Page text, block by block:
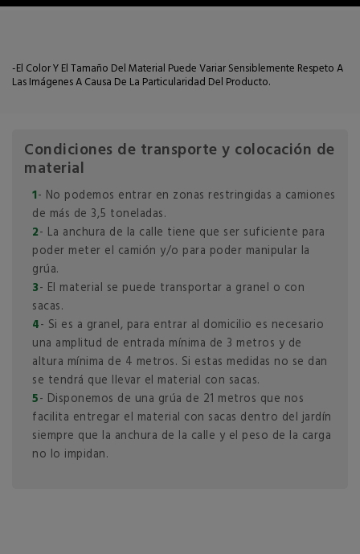
-El Color Y El Tamaño Del Material Puede Variar Sensiblemente Respeto A
Las Imágenes A Causa De La Particularidad Del Producto.
Condiciones de transporte y colocación de
material
1- No podemos entrar en zonas restringidas a camiones
de más de 3,5 toneladas.
2- La anchura de la calle tiene que ser suficiente para
poder meter el camión y/o para poder manipular la
grúa.
3- El material se puede transportar a granel o con
sacas.
4- Si es a granel, para entrar al domicilio es necesario
una amplitud de entrada mínima de 3 metros y de
altura mínima de 4 metros. Si estas medidas no se dan
se tendrá que llevar el material con sacas.
5- Disponemos de una grúa de 21 metros que nos
facilita entregar el material con sacas dentro del jardín
siempre que la anchura de la calle y el peso de la carga
no lo impidan.